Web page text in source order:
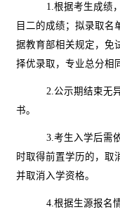
1. 根据考生成绩
目二的成绩；拟录取名
据教育部相关规定，免
择优录取，专业总分相
2. 公示期结束无
书。
3. 考生入学后需
时取得前置学历的，取
并取消入学资格。
4. 根据生源报名